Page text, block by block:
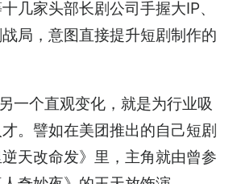
几家头部长剧公司手握大IP、
局，意图直接提升短剧制作的
一个直观变化，就是为行业吸
。譬如在美团推出的自己短剧
逆天改命发》里，主角就由曾参